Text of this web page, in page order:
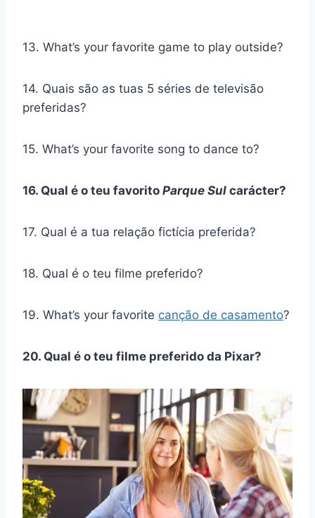
13. What’s your favorite game to play outside?
14. Quais são as tuas 5 séries de televisão
preferidas?
15. What’s your favorite song to dance to?
16. Qual é o teu favorito Parque Sul carácter?
17. Qual é a tua relação fictícia preferida?
18. Qual é o teu filme preferido?
19. What’s your favorite canção de casamento?
20. Qual é o teu filme preferido da Pixar?